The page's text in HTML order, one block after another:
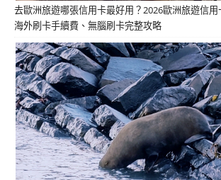
去歐洲旅遊哪張信用卡最好用？2026歐洲旅遊信用
海外刷卡手續費、無腦刷卡完整攻略